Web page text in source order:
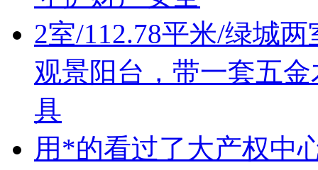
2室/112.78平米/绿城
观景阳台，带一套五
具
用*的看过了大产权中